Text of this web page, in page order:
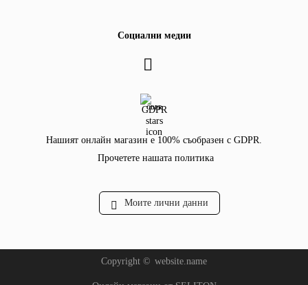
Социални медии
GDPR
Нашият онлайн магазин е 100% съобразен с GDPR.
Прочетете нашата политика
Моите лични данни
Copyright © website.name